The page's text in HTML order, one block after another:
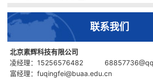
联系我们
北京素辉科技有限公司
凌经理：15256576482
富经理：fuqingfei@buaa.edu.cn